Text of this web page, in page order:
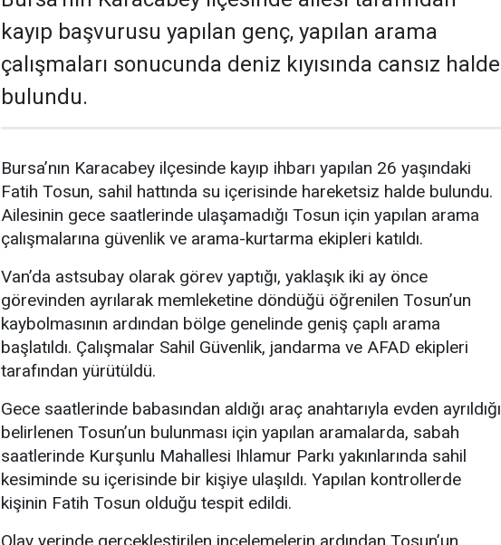
kayıp başvurusu yapılan genç, yapılan arama
çalışmaları sonucunda deniz kıyısında cansız halde
bulundu.
Bursa’nın Karacabey ilçesinde kayıp ihbarı yapılan 26 yaşındaki
Fatih Tosun, sahil hattında su içerisinde hareketsiz halde bulundu.
Ailesinin gece saatlerinde ulaşamadığı Tosun için yapılan arama
çalışmalarına güvenlik ve arama-kurtarma ekipleri katıldı.
Van’da astsubay olarak görev yaptığı, yaklaşık iki ay önce
görevinden ayrılarak memleketine döndüğü öğrenilen Tosun’un
kaybolmasının ardından bölge genelinde geniş çaplı arama
başlatıldı. Çalışmalar Sahil Güvenlik, jandarma ve AFAD ekipleri
tarafından yürütüldü.
Gece saatlerinde babasından aldığı araç anahtarıyla evden ayrıldığı
belirlenen Tosun’un bulunması için yapılan aramalarda, sabah
saatlerinde Kurşunlu Mahallesi Ihlamur Parkı yakınlarında sahil
kesiminde su içerisinde bir kişiye ulaşıldı. Yapılan kontrollerde
kişinin Fatih Tosun olduğu tespit edildi.
Olay yerinde gerçekleştirilen incelemelerin ardından Tosun’un